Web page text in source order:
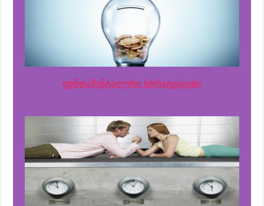
ფუნდამენტალური სტრატეგიები